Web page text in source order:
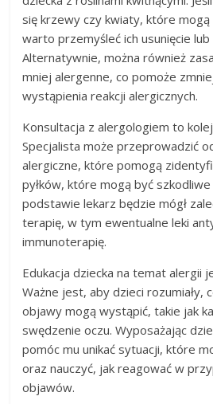
się krzewy czy kwiaty, które
warto przemyśleć ich usunięcie
Alternatywnie, można również
mniej alergenne, co pomoże
wystąpienia reakcji alergicznych.
Konsultacja z alergologiem to
Specjalista może przeprowadzić
alergiczne, które pomogą
pyłków, które mogą być
podstawie lekarz będzie mógł
terapię, w tym ewentualne leki
immunoterapię.
Edukacja dziecka na temat alergii
Ważne jest, aby dzieci rozumiały,
objawy mogą wystąpić, takie jak
swędzenie oczu. Wyposażając
pomóc mu unikać sytuacji, które
oraz nauczyć, jak reagować w
objawów.